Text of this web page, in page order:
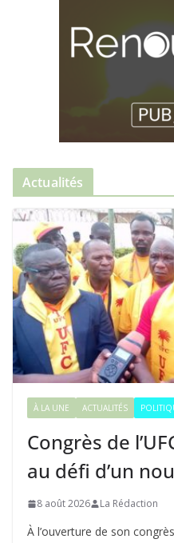
Actualités
À LA UNE ACTUALITÉS
Congrès de
au défi d’un
8 août 2026 La Rédaction
À l’ouverture de son